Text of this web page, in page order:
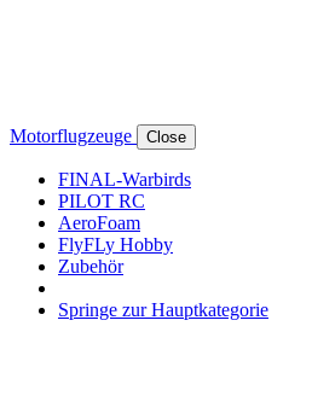
Motorflugzeuge Close
FINAL-Warbirds
PILOT RC
AeroFoam
FlyFLy Hobby
Zubehör
Springe zur Hauptkategorie